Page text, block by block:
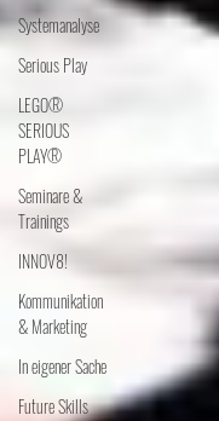
Systemanalyse
Serious Play
LEGO®
SERIOUS
PLAY®
Seminare &
Trainings
INNOV8!
Kommunikation
& Marketing
In eigener Sache
Future Skills